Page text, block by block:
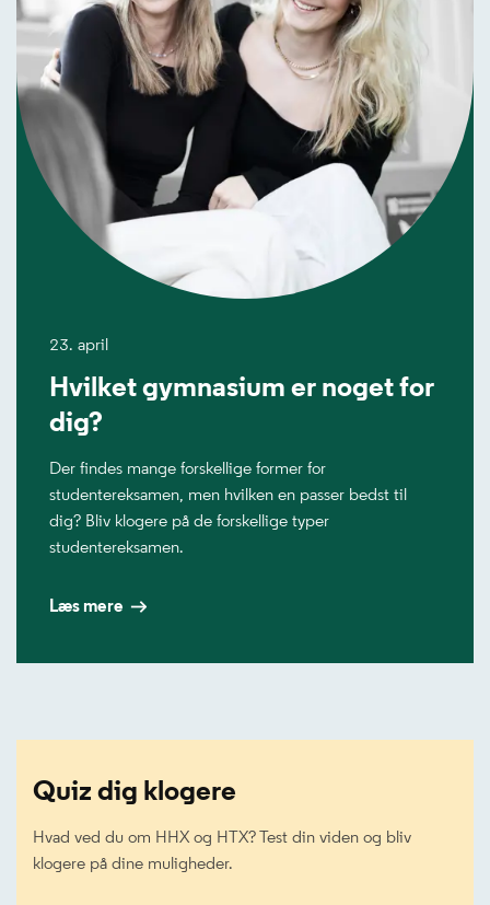
23. april
Hvilket gymnasium er noget for
dig?
Der findes mange forskellige former for
studentereksamen, men hvilken en passer bedst til
dig? Bliv klogere på de forskellige typer
studentereksamen.
Læs mere
Quiz dig klogere
Hvad ved du om HHX og HTX? Test din viden og bliv
klogere på dine muligheder.